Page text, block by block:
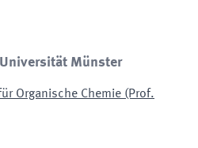
Münster
Organische Chemie (Prof.